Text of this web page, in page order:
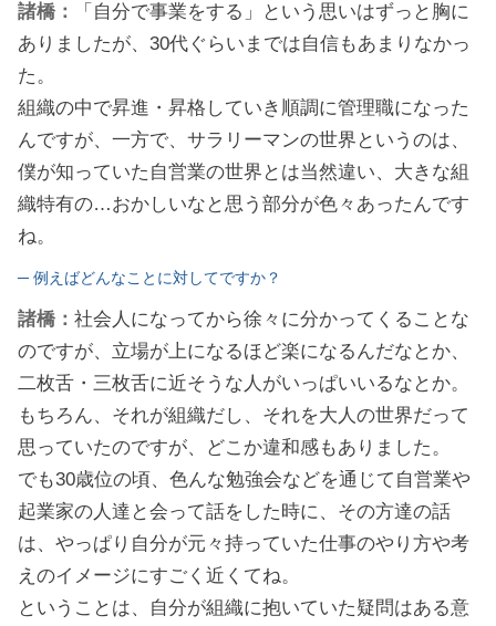
諸橋：
「自分で事業をする」という思いはずっと胸に
ありましたが、30代ぐらいまでは自信もあまりなかっ
た。
組織の中で昇進・昇格していき順調に管理職になった
んですが、一方で、サラリーマンの世界というのは、
僕が知っていた自営業の世界とは当然違い、大きな組
織特有の…おかしいなと思う部分が色々あったんです
ね。
─ 例えばどんなことに対してですか？
諸橋： 社会人になってから徐々に分かってくることな
のですが、立場が上になるほど楽になるんだなとか、
二枚舌・三枚舌に近そうな人がいっぱいいるなとか。
もちろん、それが組織だし、それを大人の世界だって
思っていたのですが、どこか違和感もありました。
でも30歳位の頃、色んな勉強会などを通じて自営業や
起業家の人達と会って話をした時に、その方達の話
は、やっぱり自分が元々持っていた仕事のやり方や考
えのイメージにすごく近くてね。
ということは、自分が組織に抱いていた疑問はある意